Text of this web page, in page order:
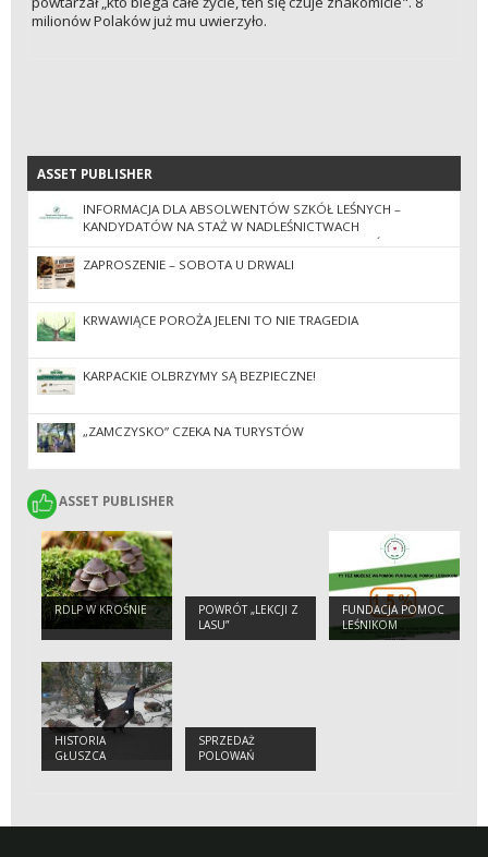
milionów Polaków już mu uwierzyło.
ASSET PUBLISHER
ASSET PUBLISHER
INFORMACJA DLA ABSOLWENTÓW SZKÓŁ LEŚNYCH –
KANDYDATÓW NA STAŻ W NADLEŚNICTWACH
ZGRUPOWANYCH W REGIONALNEJ DYREKCJI LASÓW
PAŃSTWOWYCH W KROŚNIE W 2026 ROKU
ZAPROSZENIE – SOBOTA U DRWALI
KRWAWIĄCE POROŻA JELENI TO NIE TRAGEDIA
KARPACKIE OLBRZYMY SĄ BEZPIECZNE!
„ZAMCZYSKO” CZEKA NA TURYSTÓW
ASSET PUBLISHER
ASSET PUBLISHER
RDLP W KROŚNIE
POWRÓT „LEKCJI Z
LASU”
FUNDACJA POMOC
LEŚNIKOM
HISTORIA
GŁUSZCA
SPRZEDAŻ
POLOWAŃ